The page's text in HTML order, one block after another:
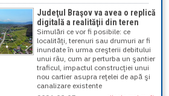
Judeţul Braşov va avea o replică
digitală a realităţii din teren
Simulări ce vor fi posibile: ce
localităţi, terenuri sau drumuri ar fi
inundate în urma creşterii debitului
unui râu, cum ar perturba un şantier
traficul, impactul construcţiei unui
nou cartier asupra reţelei de apă şi
canalizare existente